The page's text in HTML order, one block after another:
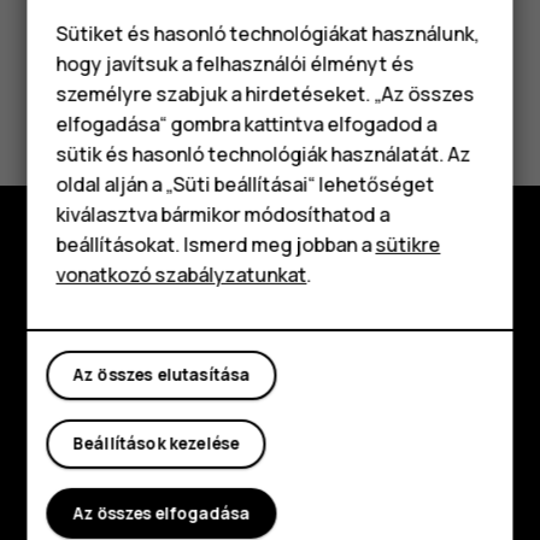
Okostelefonok
Klasszikus telefonok
Tartozékok
Táblagépek
Hasznosnak találtad?
Igen Nem
Fedezd fel
Planet and people
Támogatás
FacebookInstagram
TiktokYoutube
Sütiket és hasonló technológiákat használunk,
hogy javítsuk a felhasználói élményt és
személyre szabjuk a hirdetéseket. „Az összes
elfogadása“ gombra kattintva elfogadod a
sütik és hasonló technológiák használatát. Az
oldal alján a „Süti beállításai“ lehetőséget
kiválasztva bármikor módosíthatod a
beállításokat. Ismerd meg jobban asütikre
vonatkozó szabályzatunkat.
Az összes elutasítása
Beállítások kezelése
Az összes elfogadása